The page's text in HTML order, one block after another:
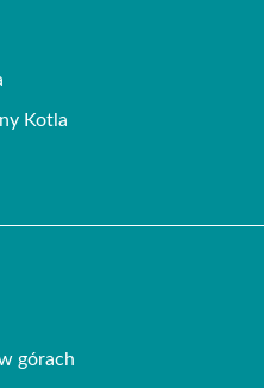
Kotla
górach